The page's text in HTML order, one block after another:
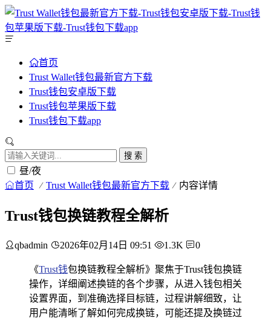
首页
Trust Wallet钱包最新官方下载
Trust钱包安卓版下载
Trust钱包苹果版下载
Trust钱包下载app
搜 索
昼/夜
首页 Trust Wallet钱包最新官方下载 内容详情
Trust钱包换链教程全解析
qbadmin 2026年02月14日 09:51 1.3K 0
《Trust钱包换链教程全解析》聚焦于Trust钱包换链
操作，详细阐述换链的各个步骤，从进入钱包相关
设置界面，到准确选择目标链，过程讲解细致，让
用户能清晰了解如何完成换链，可能还提及换链过